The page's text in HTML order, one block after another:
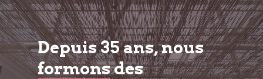
Depuis 35 ans, nous
formonsdes